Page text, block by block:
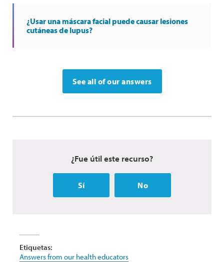
¿Usar una máscara facial puede causar lesiones
cutáneas de lupus?
See all of our answers
¿Fue útil este recurso?
Sí No
Etiquetas:
Answers from our health educators